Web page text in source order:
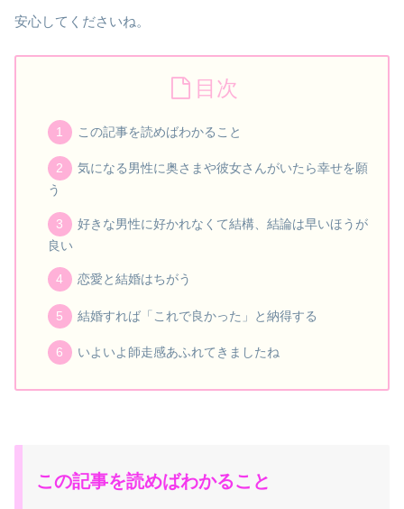
安心してくださいね。
目次
この記事を読めばわかること
気になる男性に奥さまや彼女さんがいたら幸せを願
う
好きな男性に好かれなくて結構、結論は早いほうが
良い
恋愛と結婚はちがう
結婚すれば「これで良かった」と納得する
いよいよ師走感あふれてきましたね
この記事を読めばわかること